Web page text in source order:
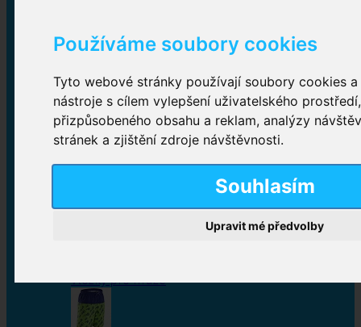
Používáme soubory cookies
Tyto webové stránky používají soubory cookies
nástroje s cílem vylepšení uživatelského
přizpůsobeného obsahu a reklam, analýzy
stránek a zjištění zdroje návštěvnosti.
Souhlasím
Upravit mé předvolby
Inkontinenční kalhotky
Plenkové kalhotky navlékací,Plenkové kalhotky
zalepovací,Inkontinenční kalhotky dámské
Inkontinenční vložky
vložky pro muže